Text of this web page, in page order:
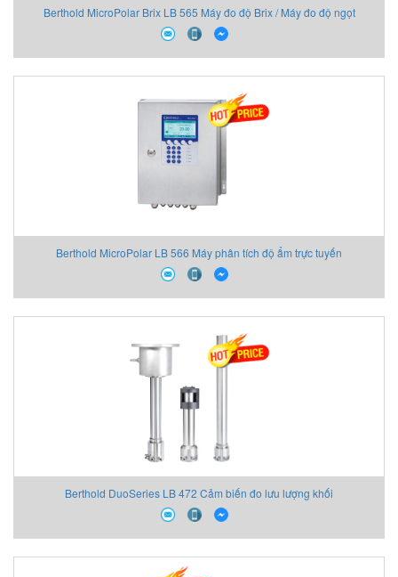
Berthold MicroPolar Brix LB 565 Máy đo độ Brix / Máy đo độ ngọt
Berthold MicroPolar LB 566 Máy phân tích độ ẩm trực tuyến
Berthold DuoSeries LB 472 Cảm biến đo lưu lượng khối